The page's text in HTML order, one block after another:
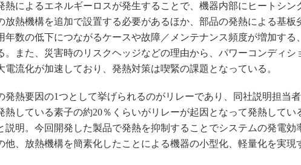
熱によるエネルギーロスが発生することで、機器内部にヒートシン
放熱機構を追加で設置する必要があるほか、部品の発熱による基板
年数の低下につながるケースや故障／メンテナンス頻度が増加する
。また、災害時のリスクヘッジなどの理由から、パワーコンディシ
電流化が加速しており、発熱対策は喫緊の課題となっている。
熱要因の1つとして挙げられるのがリレーであり、同社説明担当
熱している素子の約20％くらいがリレーが起因となって発熱してい
説明。今回開発した製品で発熱を抑制することでシステムの発電効
他、放熱機構を簡素化したことによる機器の小型化、軽量化を実現